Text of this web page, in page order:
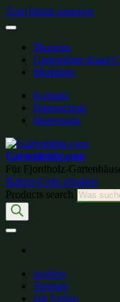
Zum Inhalt springen
Magazin
Gartenhütte-Kauf-
Merkliste:
Kontakt
Datenschutz
Impressum
Gartenhütte.com
Für Fjordholz-
Rabatt-Code erhalten
Products search
modern
Terrasse
mit Anbau